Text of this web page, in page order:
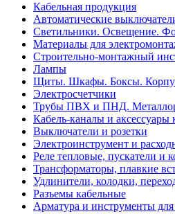
Кабельная продукция
Автоматические
Светильники. Освещение.
Материалы для
Строительно-монтажный
Лампы
Щиты. Шкафы. Боксы.
Электросчетчики
Трубы ПВХ и ПНД.
Кабель-каналы и аксессуары
Выключатели и розетки
Электроинструмент и
Реле тепловые, пускатели и
Трансформаторы, плавкие
Удлинители, колодки,
Разъемы кабельные
Арматура и инструменты